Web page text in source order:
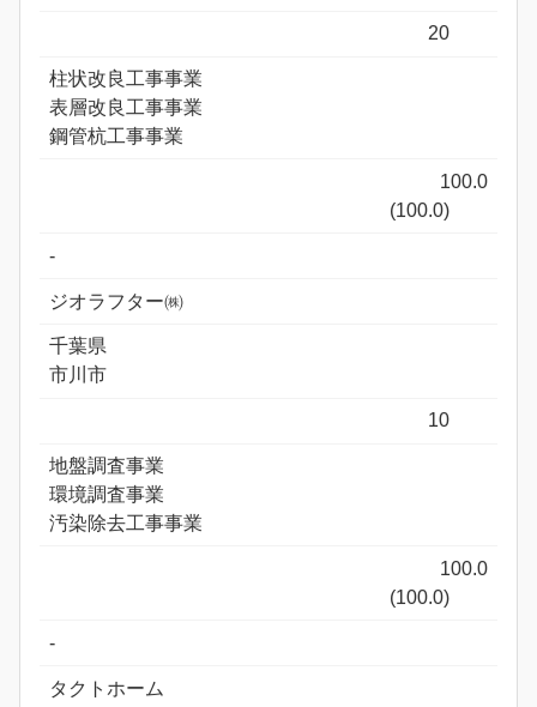
20
柱状改良工事事業
表層改良工事事業
鋼管杭工事事業
100.0
(100.0)
-
ジオラフター㈱
千葉県
市川市
10
地盤調査事業
環境調査事業
汚染除去工事事業
100.0
(100.0)
-
タクトホーム